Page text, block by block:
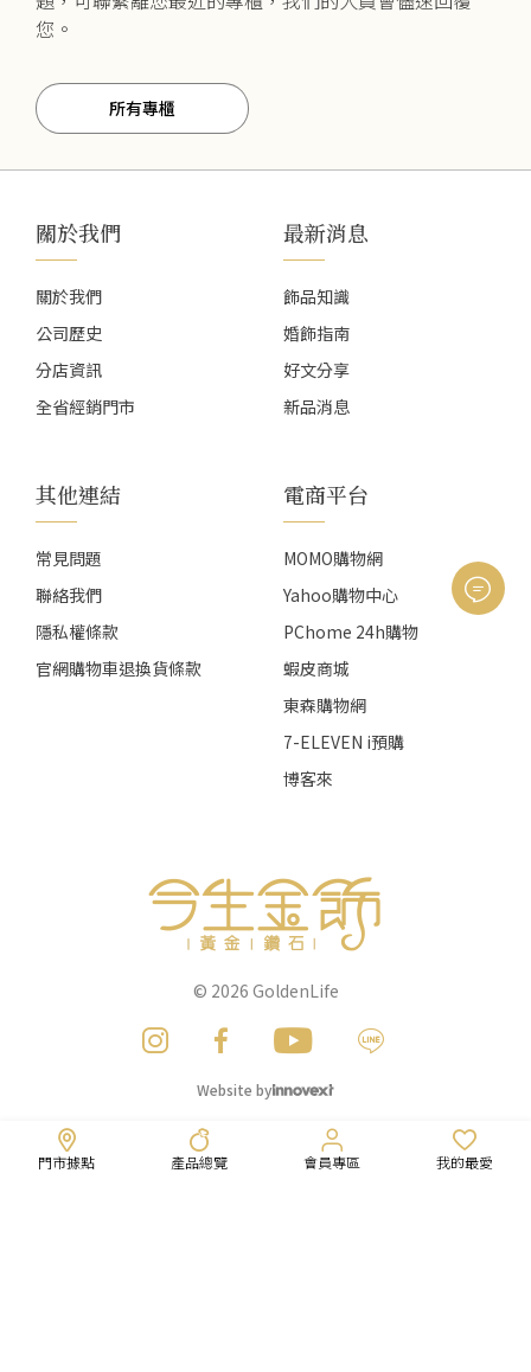
您。
所有專櫃
門市據點 產品總覽 會員專區 我的最愛
關於我們
關於我們
公司歷史
分店資訊
全省經銷門市
最新消息
飾品知識
婚飾指南
好文分享
新品消息
其他連結
常見問題
聯絡我們
隱私權條款
官網購物車退換貨條款
電商平台
MOMO購物網
Yahoo購物中心
PChome 24h購物
蝦皮商城
東森購物網
7-ELEVEN i預購
博客來
© 2026 GoldenLife
Website by